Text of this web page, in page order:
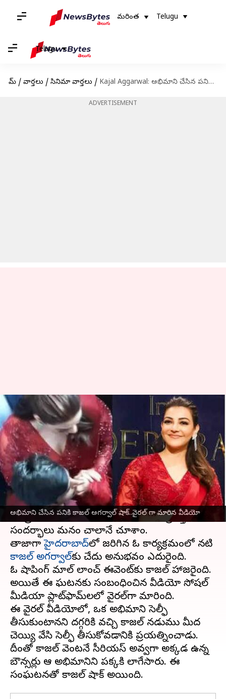
మరింత Telugu
Telugu
హోమ్ / వార్తలు / సినిమా వార్తలు / Kajal Aggarwal: అభిమాని చేసిన పనికి కాజల్ అగర్వాల్ షాక్..వైరల్ గా మారిన వీడియో
ADVERTISEMENT
అభిమాని చేసిన పనికి కాజల్ అగర్వాల్ షాక్..వైరల్ గా మారిన వీడియో
Kajal Aggarwal: అభిమాని చేసిన
పనికి కాజల్ అగర్వాల్ షాక్..వైరల్
గా మారిన వీడియో
వ్రాసిన వారు Sirish Praharaju Mar 07, 2024 11:40 am
ఈ వార్తాకథనం ఏంటి
ఉద్దేశ్యపూర్వకంగా లేదా అనుకోకుండా పబ్లిక్‌లో
సెలబ్రిటీలతో అభిమానులు అనుచితంగా ప్రవర్తించిన
సందర్భాలు మనం చాలానే చూశాం.
తాజాగాహైదరాబాద్‌లో జరిగిన ఓ కార్యక్రమంలో నటి
కాజల్‌ అగర్వాల్‌కు చేదు అనుభవం ఎదురైంది.
ఓ షాపింగ్ మాల్ లాంచ్ ఈవెంట్‌కు కాజల్ హాజరైంది.
అయితే ఈ ఘటనకు సంబంధించిన వీడియో సోషల్
మీడియా ప్లాట్‌ఫామ్‌లలో వైరల్‌గా మారింది.
ఈ వైరల్ వీడియోలో, ఒక అభిమాని సెల్ఫీ
తీసుకుంటానని దగ్గరికి వచ్చి కాజల్ నడుము మీద
చెయ్యి వేసి సెల్ఫీ తీసుకోవడానికి ప్రయత్నించాడు.
దీంతో కాజల్ వెంటనే సీరియస్ అవ్వగా అక్కడ ఉన్న
బౌన్సర్లు ఆ అభిమానిని పక్కకి లాగేసారు. ఈ